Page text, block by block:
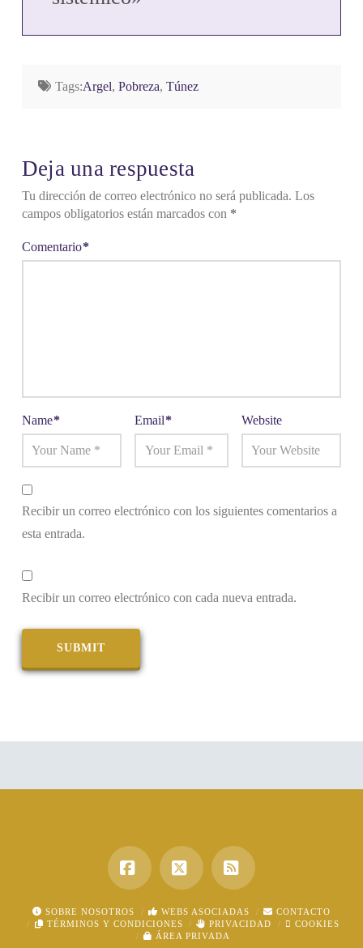
Tags:Argel, Pobreza, Túnez
Deja una respuesta
Tu dirección de correo electrónico no será publicada. Los
campos obligatorios están marcados con *
Comentario*
Name* Email* Website
Recibir un correo electrónico con los siguientes comentarios a
esta entrada.
Recibir un correo electrónico con cada nueva entrada.
Facebook
X RSS
SOBRE NOSOTROS WEBS ASOCIADAS
CONTACTO
TÉRMINOS Y CONDICIONES
PRIVACIDAD
COOKIES
ÁREA PRIVADA